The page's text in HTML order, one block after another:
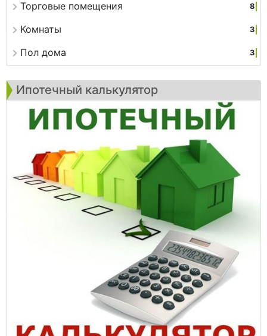
Торговые помещения 8
Комнаты 3
Пол дома 3
Ипотечный калькулятор